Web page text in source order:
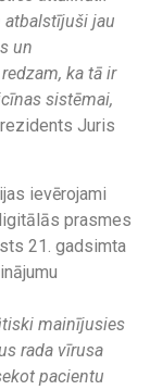
atbalstījuši jau
un
ka tā ir
sistēmai,
Juris
ievērojami
prasmes
21. gadsimta
mainījusies
rada vīrusa
pacientu